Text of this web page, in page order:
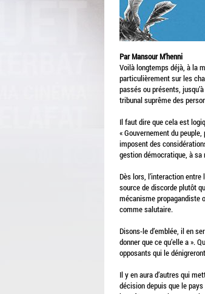
Par Mansour M’henni
Voilà longtemps déjà, à la
particulièrement sur les
passés ou présents,
tribunal suprême des
Il faut dire que cela est
« Gouvernement du
imposent des
gestion démocratique, à sa
Dès lors, l’interaction
source de discorde plutôt
mécanisme propagandiste
comme salutaire.
Disons-le d’emblée, il en
donner que ce qu’elle a ».
opposants qui le
Il y en aura d’autres qui
décision depuis que le